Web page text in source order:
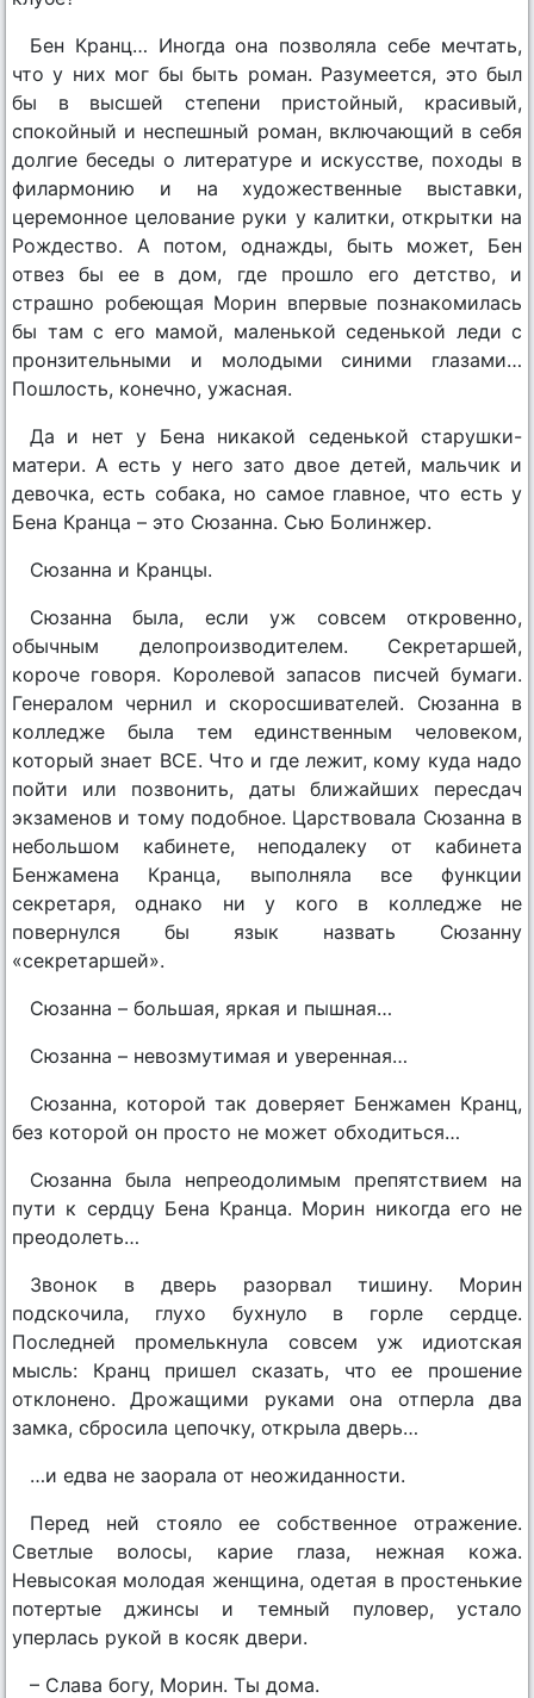
Бен Кранц… Иногда она позволяла себе мечтать,
что у них мог бы быть роман. Разумеется, это был
бы в высшей степени пристойный, красивый,
спокойный и неспешный роман, включающий в себя
долгие беседы о литературе и искусстве, походы в
филармонию и на художественные выставки,
церемонное целование руки у калитки, открытки на
Рождество. А потом, однажды, быть может, Бен
отвез бы ее в дом, где прошло его детство, и
страшно робеющая Морин впервые познакомилась
бы там с его мамой, маленькой седенькой леди с
пронзительными и молодыми синими глазами…
Пошлость, конечно, ужасная.
Да и нет у Бена никакой седенькой старушки-
матери. А есть у него зато двое детей, мальчик и
девочка, есть собака, но самое главное, что есть у
Бена Кранца – это Сюзанна. Сью Болинжер.
Сюзанна и Кранцы.
Сюзанна была, если уж совсем откровенно,
обычным делопроизводителем. Секретаршей,
короче говоря. Королевой запасов писчей бумаги.
Генералом чернил и скоросшивателей. Сюзанна в
колледже была тем единственным человеком,
который знает ВСЕ. Что и где лежит, кому куда надо
пойти или позвонить, даты ближайших пересдач
экзаменов и тому подобное. Царствовала Сюзанна в
небольшом кабинете, неподалеку от кабинета
Бенжамена Кранца, выполняла все функции
секретаря, однако ни у кого в колледже не
повернулся бы язык назвать Сюзанну
«секретаршей».
Сюзанна – большая, яркая и пышная…
Сюзанна – невозмутимая и уверенная…
Сюзанна, которой так доверяет Бенжамен Кранц,
без которой он просто не может обходиться…
Сюзанна была непреодолимым препятствием на
пути к сердцу Бена Кранца. Морин никогда его не
преодолеть…
Звонок в дверь разорвал тишину. Морин
подскочила, глухо бухнуло в горле сердце.
Последней промелькнула совсем уж идиотская
мысль: Кранц пришел сказать, что ее прошение
отклонено. Дрожащими руками она отперла два
замка, сбросила цепочку, открыла дверь…
…и едва не заорала от неожиданности.
Перед ней стояло ее собственное отражение.
Светлые волосы, карие глаза, нежная кожа.
Невысокая молодая женщина, одетая в простенькие
потертые джинсы и темный пуловер, устало
уперлась рукой в косяк двери.
– Слава богу, Морин. Ты дома.